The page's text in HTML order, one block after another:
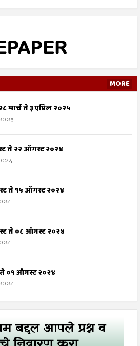
MORE
मार्च ते ३ एप्रिल २०२५
ते २२ ऑगस्ट २०२४
ते १५ ऑगस्ट २०२४
ते ०८ ऑगस्ट २०२४
०१ ऑगस्ट २०२४